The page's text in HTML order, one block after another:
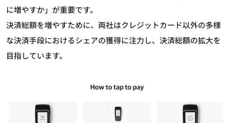
に増やすか」が重要です。
決済総額を増やすために、両社はクレジットカード以外の多様
な決済手段におけるシェアの獲得に注力し、決済総額の拡大を
目指しています。